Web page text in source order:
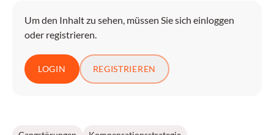
Um den Inhalt zu sehen, müssen Sie sich einloggen
oder registrieren.
LOGIN REGISTRIEREN